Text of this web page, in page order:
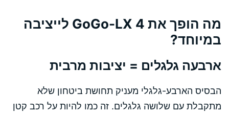
מה הופך את GoGo-LX 4 לייציבה
במיוחד?
ארבעה גלגלים = יציבות מרבית
הבסיס הארבע-גלגלי מעניק תחושת ביטחון שלא
מתקבלת עם שלושה גלגלים. זה כמו להיות על רכב קטן